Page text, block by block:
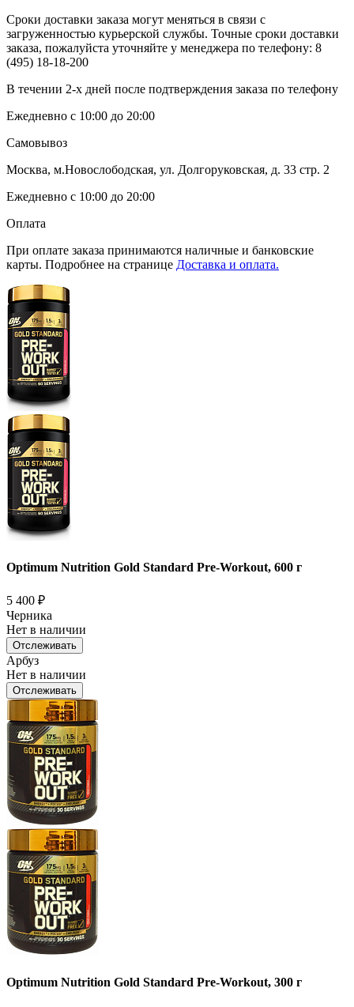
Сроки доставки заказа могут меняться в связи с
загруженностью курьерской службы. Точные сроки доставки
заказа, пожалуйста уточняйте у менеджера по телефону: 8
(495) 18-18-200
В течении 2-х дней после подтверждения заказа по телефону
Ежедневно с 10:00 до 20:00
Самовывоз
Москва, м.Новослободская, ул. Долгоруковская, д. 33 стр. 2
Ежедневно с 10:00 до 20:00
Оплата
При оплате заказа принимаются наличные и банковские
карты. Подробнее на странице Доставка и оплата.
Optimum Nutrition Gold Standard Pre-Workout, 600 г
5 400 ₽
Черника
Нет в наличии
Отслеживать
Арбуз
Нет в наличии
Отслеживать
Optimum Nutrition Gold Standard Pre-Workout, 300 г